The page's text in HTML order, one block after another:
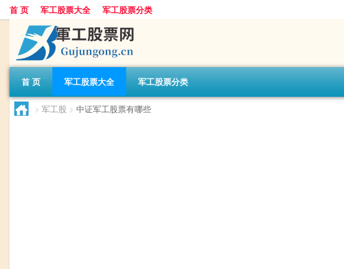
首 页 军工股票大全 军工股票分类
首 页 军工股票大全 军工股票分类
> 军工股 > 中证军工股票有哪些